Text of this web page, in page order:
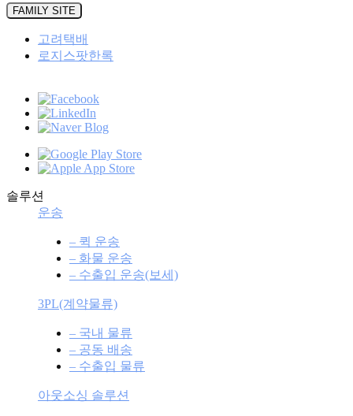
FAMILY SITE
고려택배
로지스팟한록
솔루션
운송
– 퀵 운송
– 화물 운송
– 수출입 운송(보세)
3PL(계약물류)
– 국내 물류
– 공동 배송
– 수출입 물류
아웃소싱 솔루션